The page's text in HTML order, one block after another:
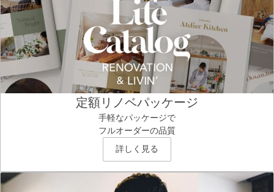
定額リノベパッケージ
手軽なパッケージで
フルオーダーの品質
詳しく見る